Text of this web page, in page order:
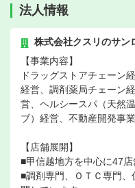
法人情報
株式会社クスリのサン
【事業内容】
ドラッグストアチェーン
経営、調剤薬局チェーン
営、ヘルシースパ（天然
ブ）経営、不動産開発事
【店舗展開】
■甲信越地方を中心に47店
■調剤専門、ＯＴＣ専門